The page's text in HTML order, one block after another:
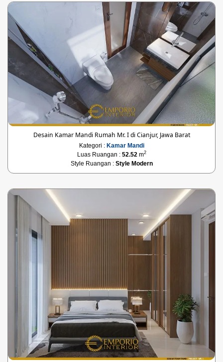
Desain Kamar Mandi Rumah Mr. I di Cianjur, Jawa Barat
Kategori : Kamar Mandi
Luas Ruangan : 52.52 m2
Style Ruangan : Style Modern